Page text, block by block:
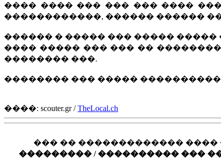
���� ���� ��� ��� ��� ����
������������, ������ ������
������ � ����� ��� �����
���� ����� ��� ��� ��
�������� ���.
�������� ��� �����
����: scouter.gr /TheLocal.ch
��� �� ������������� ����
��������� / ���������� ���